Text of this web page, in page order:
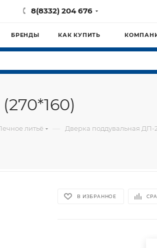
8(8332) 204 676
БРЕНДЫ КАК КУПИТЬ
литьё — Дверка поддувальная ДП-
В ИЗБРАННОЕ